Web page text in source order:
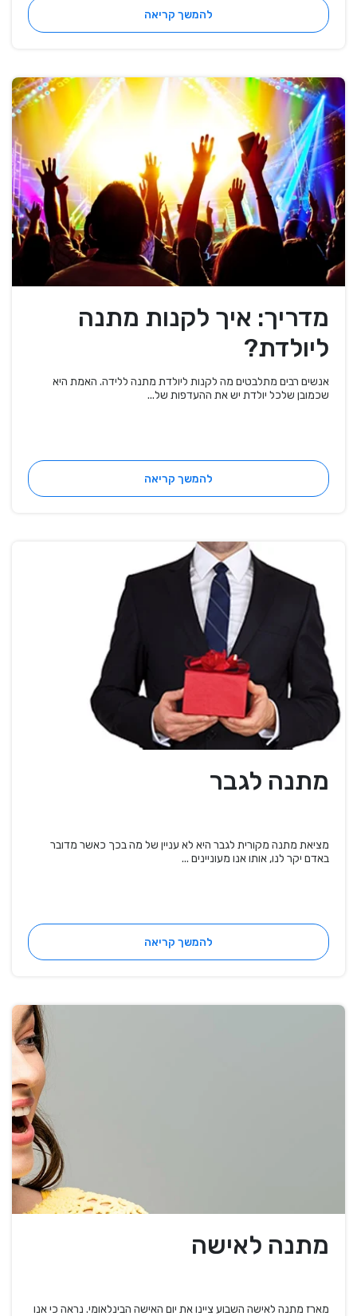
להמשך קריאה
מדריך: איך לקנות מתנה
ליולדת?
אנשים רבים מתלבטים מה לקנות ליולדת מתנה ללידה. האמת היא
שכמובן שלכל יולדת יש את ההעדפות של...
להמשך קריאה
מתנה לגבר
מציאת מתנה מקורית לגבר היא לא עניין של מה בכך כאשר מדובר
באדם יקר לנו, אותו אנו מעוניינים ...
להמשך קריאה
מתנה לאישה
מארז מתנה לאישה השבוע ציינו את יום האישה הבינלאומי. נראה כי אנו